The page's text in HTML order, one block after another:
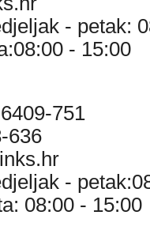
- petak:
- 15:00
751
636
-
- 15:00